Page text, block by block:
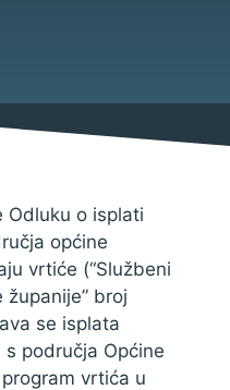
Odluku o isplati
općine
vrtiće (“Službeni
broj
se isplata
područja Općine
vrtića u